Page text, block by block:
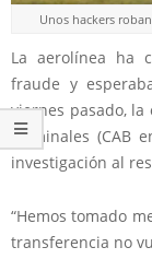
Unos hackers
La aerolínea ha
fraude y
viernes pasado, la
Criminales (CAB
investigación al
“Hemos tomado
transferencia no